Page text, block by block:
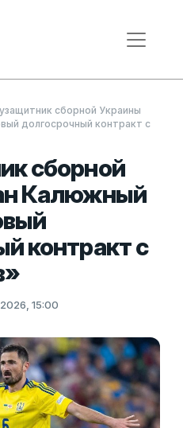
сборной Украины
долгосрочный контракт с
сборной
Калюжный
контракт с
15:00